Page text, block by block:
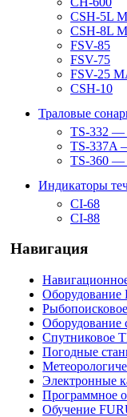
CSH-5L
CSH-8L
FSV-85
FSV-75
FSV-25
CSH-10
Траловые
TS-332 —
TS-337A
TS-360 —
Индикаторы
CI-68
CI-88
Навигация
Оборудование
Спутниковое
Погодные
Электронные
Программное
Обучение